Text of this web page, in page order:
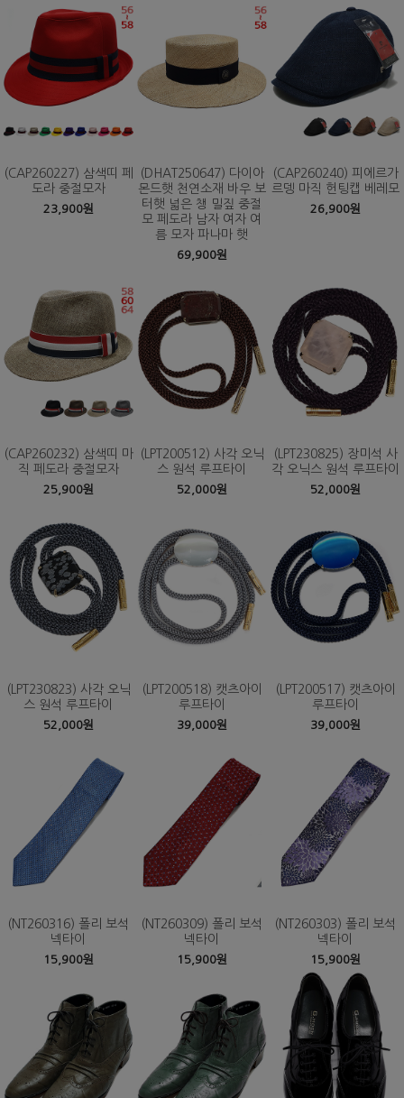
(CAP260227) 삼색띠 페
도라 중절모자
23,900원
(DHAT250647) 다이아
몬드햇 천연소재 바우 보
터햇 넓은 챙 밀짚 중절
모 페도라 남자 여자 여
름 모자 파나마 햇
69,900원
(CAP260240) 피에르가
르뎅 마직 헌팅캡 베레모
26,900원
(CAP260232) 삼색띠 마
직 페도라 중절모자
25,900원
(LPT200512) 사각 오닉
스 원석 루프타이
52,000원
(LPT230825) 장미석 사
각 오닉스 원석 루프타이
52,000원
(LPT230823) 사각 오닉
스 원석 루프타이
52,000원
(LPT200518) 캣츠아이
루프타이
39,000원
(LPT200517) 캣츠아이
루프타이
39,000원
(NT260316) 폴리 보석
넥타이
15,900원
(NT260309) 폴리 보석
넥타이
15,900원
(NT260303) 폴리 보석
넥타이
15,900원